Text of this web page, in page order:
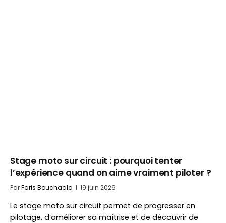
Stage moto sur circuit : pourquoi tenter
l’expérience quand on aime vraiment piloter ?
ParFaris Bouchaala 19 juin 2026
Le stage moto sur circuit permet de progresser en
pilotage, d’améliorer sa maîtrise et de découvrir de